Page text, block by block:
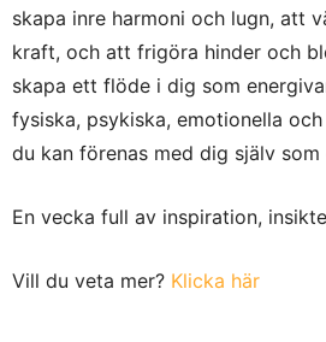
skapa inre harmoni och lugn, att
kraft, och att frigöra hinder och
skapa ett flöde i dig som
fysiska, psykiska, emotionella
du kan förenas med dig själv som
En vecka full av inspiration,
Vill du veta mer? Klicka här